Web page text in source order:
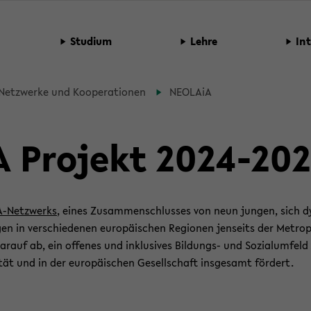
Stu­di­um Lehre
und Ko­ope­ra­tio­nen NEO­LA­iA
Pro­jekt 2024-​
​Netzwerks, eines Zu­sam­men­schlus­ses von neun jun­gen, sich
in ver­schie­de­nen eu­ro­päi­schen Re­gio­nen jen­seits der
ab, ein of­fe­nes und in­klu­si­ves Bildungs-​ und So­zi­al­um­feld
und in der eu­ro­päi­schen Ge­sell­schaft ins­ge­samt för­dert.